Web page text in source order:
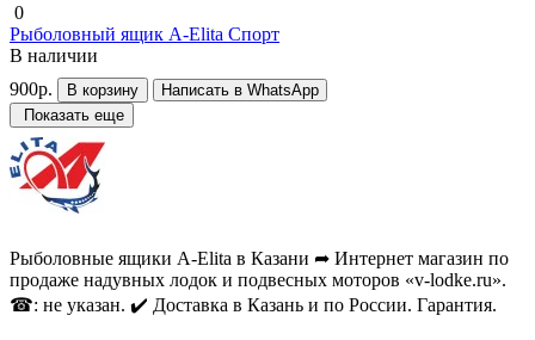
0
Рыболовный ящик A-Elita Спорт
В наличии
900р.
В корзину
Написать в WhatsApp
Показать еще
Рыболовные ящики A-Elita в Казани ➦ Интернет магазин по
продаже надувных лодок и подвесных моторов «v-lodke.ru».
☎: не указан. ✔️ Доставка в Казань и по России. Гарантия.